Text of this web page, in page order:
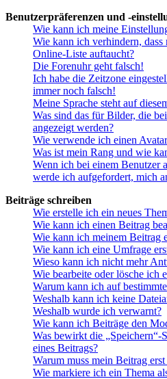
Benutzerpräferenzen und -
Wie kann ich meine
Wie kann ich verhindern,
Online-Liste auftaucht?
Die Forenuhr geht falsch!
Ich habe die Zeitzone
immer noch falsch!
Meine Sprache steht auf
Was sind das für Bilder, die
angezeigt werden?
Wie verwende ich einen
Was ist mein Rang und wie
Wenn ich bei einem
werde ich aufgefordert, mich
Beiträge schreiben
Wie erstelle ich ein neues
Wie kann ich einen Beitrag
Wie kann ich meinem Beitrag
Wie kann ich eine Umfrage
Wieso kann ich nicht mehr
Wie bearbeite oder lösche ich
Warum kann ich auf
Weshalb kann ich keine
Weshalb wurde ich verwarnt?
Wie kann ich Beiträge den
Was bewirkt die „Speichern“-
eines Beitrags?
Warum muss mein Beitrag
Wie markiere ich ein Thema